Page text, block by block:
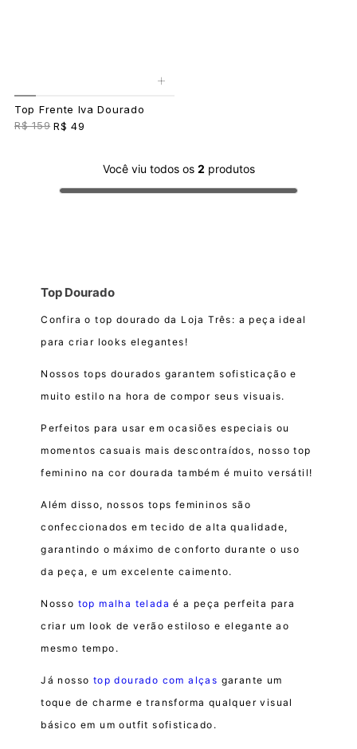
+
Top Frente Iva Dourado
R$ 159 R$ 49
Você viu todos os 2 produtos
Top Dourado
Confira o top dourado da Loja Três: a peça ideal
para criar looks elegantes!
Nossos tops dourados garantem sofisticação e
muito estilo na hora de compor seus visuais.
Perfeitos para usar em ocasiões especiais ou
momentos casuais mais descontraídos, nosso top
feminino na cor dourada também é muito versátil!
Além disso, nossos tops femininos são
confeccionados em tecido de alta qualidade,
garantindo o máximo de conforto durante o uso
da peça, e um excelente caimento.
Nosso top malha telada é a peça perfeita para
criar um look de verão estiloso e elegante ao
mesmo tempo.
Já nosso top dourado com alças garante um
toque de charme e transforma qualquer visual
básico em um outfit sofisticado.